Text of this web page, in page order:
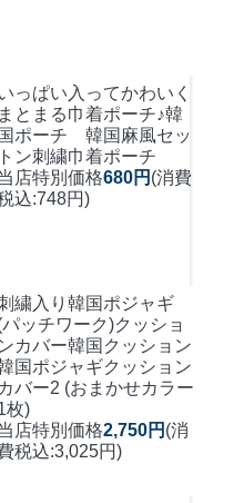
っぱい入ってかわいく
まとまる巾着ポーチ♪韓
国ポーチ 韓国麻風セッ
トン刺繍巾着ポーチ
店特別価格680円 (消費
込:748円)
繍入り韓国ポジャギ
パッチワーク)クッショ
ンカバー韓国クッション
国ポジャギクッション
カバー2 (おまかせカラー
枚)
店特別価格2,750円 (消
税込:3,025円)